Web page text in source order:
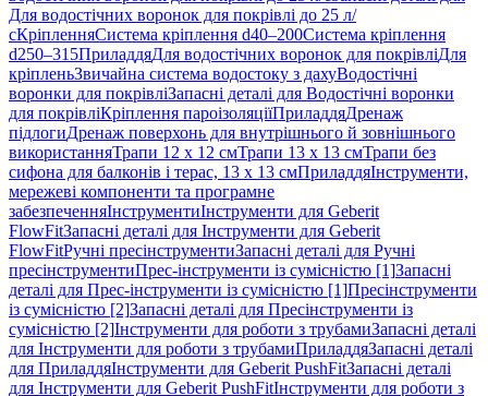
Для водостічних воронок для покрівлі до 25 л/
сКріпленняСистема кріплення d40–200Система кріплення
d250–315ПриладдяДля водостічних воронок для покрівліДля
кріпленьЗвичайна система водостоку з дахуВодостічні
воронки для покрівліЗапасні деталі для Водостічні воронки
для покрівліКріплення пароізоляціїПриладдяДренаж
підлогиДренаж поверхонь для внутрішнього й зовнішнього
використанняТрапи 12 x 12 смТрапи 13 x 13 смТрапи без
сифона для балконів і терас, 13 x 13 смПриладдяІнструменти,
мережеві компоненти та програмне
забезпеченняІнструментиІнструменти для Geberit
FlowFitЗапасні деталі для Інструменти для Geberit
FlowFitРучні пресінструментиЗапасні деталі для Ручні
пресінструментиПрес-інструменти із сумісністю [1]Запасні
деталі для Прес-інструменти із сумісністю [1]Пресінструменти
із сумісністю [2]Запасні деталі для Пресінструменти із
сумісністю [2]Інструменти для роботи з трубамиЗапасні деталі
для Інструменти для роботи з трубамиПриладдяЗапасні деталі
для ПриладдяІнструменти для Geberit PushFitЗапасні деталі
для Інструменти для Geberit PushFitІнструменти для роботи з